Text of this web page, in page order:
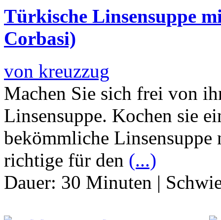
Türkische Linsensuppe
Corbasi)
von kreuzzug
Machen Sie sich frei von
Linsensuppe. Kochen sie
bekömmliche Linsensuppe
richtige für den (...)
Dauer: 30 Minuten |